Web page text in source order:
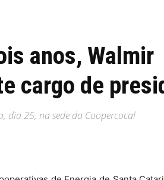
anos, Walmir
cargo de
dia 25, na sede da Coopercocal